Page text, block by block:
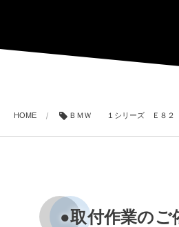
HOME ＢＭＷ １シリーズ Ｅ８２
●取付作業のご